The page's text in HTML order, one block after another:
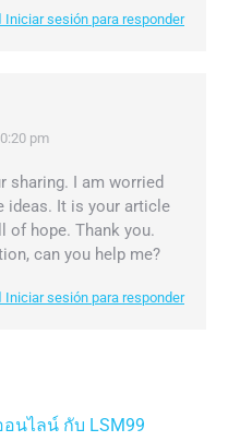
Iniciar sesión para responder
pm
sharing. I am worried
ideas. It is your article
of hope. Thank you.
can you help me?
Iniciar sesión para responder
นไลน์ กับ LSM99